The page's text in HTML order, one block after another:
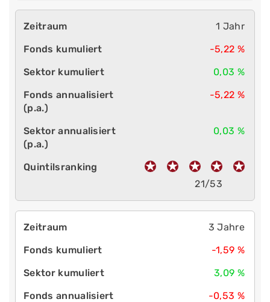
1 Jahr
-5,22 %
0,03 %
-5,22 %
0,03 %
21/53
3 Jahre
-1,59 %
3,09 %
-0,53 %